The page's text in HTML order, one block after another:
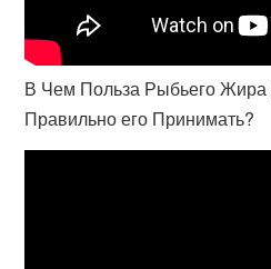
В Чем Польза Рыбьего Жира
Правильно его Принимать?